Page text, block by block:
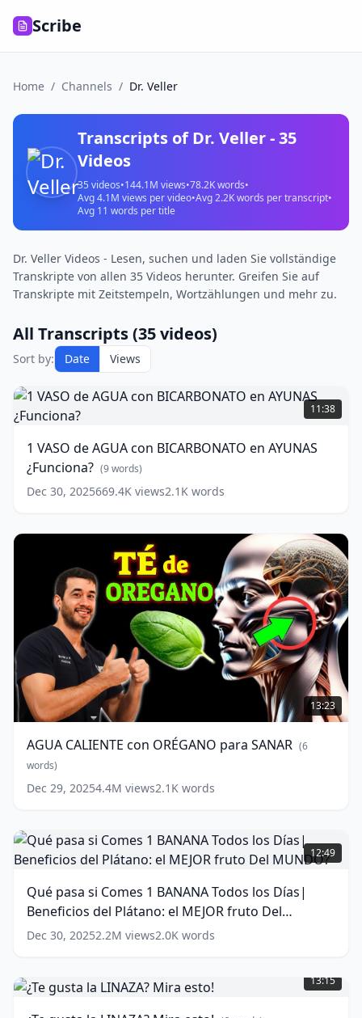
Scribe
Home / Channels / Dr. Veller
Transcripts ofDr. Veller-35
Videos
35 videos•144.1M views•78.2Kwords•
Avg4.1M views per video•Avg2.2Kwords per transcript•
Avg 11 words per title
Dr. Veller Videos - Lesen, suchen und laden Sie vollständige
Transkripte von allen 35 Videos herunter. Greifen Sie auf
Transkripte mit Zeitstempeln, Wortzählungen und mehr zu.
All Transcripts (35videos)
Sort by: Date
Views
1
VASO
de
con
BICARBONATO
en
AYUNAS
(9
11:38
1 VASO de AGUA con BICARBONATO en AYUNAS
¿Funciona? (9words)
Dec 30, 2025669.4K views2.1K words
AGUA
CALIENTE
con
para
SANAR
words)
13:23
AGUA CALIENTE con ORÉGANO para SANAR (6
words)
Dec 29, 20254.4M views2.1K words
Qué
pasa
si
1
BANANA
Todos
los
Beneficios
del
12:49
Qué pasa si Comes 1 BANANA Todos los Días|
Beneficios del Plátano: el MEJOR fruto Del
MUNDO? (17 words)
Dec 30, 20252.2M views2.0K words
gusta
la
13:15